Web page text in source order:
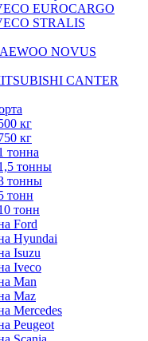
EUROCARGO
STRALIS
NOVUS
CANTER
кг
кг
тонна
тонны
тонны
тонн
тонн
Ford
Hyundai
Isuzu
Iveco
Man
Maz
Mercedes
Peugeot